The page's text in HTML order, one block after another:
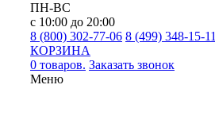
ПН-ВС
с 10:00 до 20:00
8 (800) 302-77-06 8 (499) 348-15-11
КОРЗИНА
0 товаров. Заказать звонок
Меню